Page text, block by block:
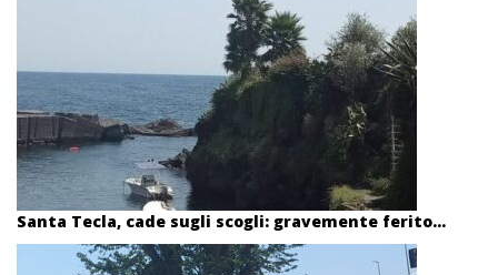
Santa Tecla, cade sugli scogli: gravemente ferito...